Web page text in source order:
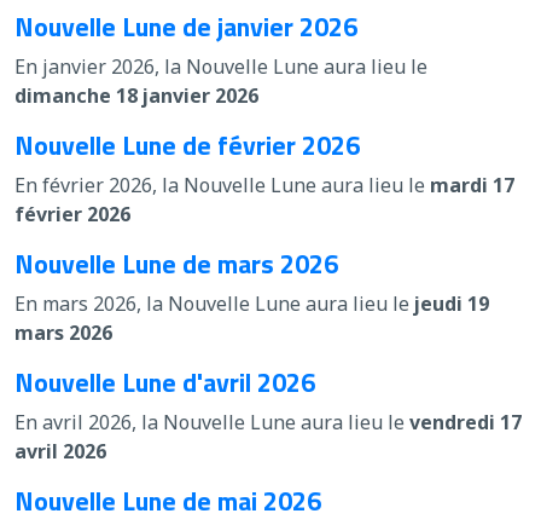
Nouvelle Lune de janvier 2026
En janvier 2026, la Nouvelle Lune aura lieu le
dimanche 18 janvier 2026
Nouvelle Lune de février 2026
En février 2026, la Nouvelle Lune aura lieu le mardi 17
février 2026
Nouvelle Lune de mars 2026
En mars 2026, la Nouvelle Lune aura lieu le jeudi 19
mars 2026
Nouvelle Lune d'avril 2026
En avril 2026, la Nouvelle Lune aura lieu le vendredi 17
avril 2026
Nouvelle Lune de mai 2026